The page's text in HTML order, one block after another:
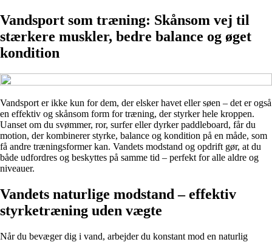
Vandsport som træning: Skånsom vej til
stærkere muskler, bedre balance og øget
kondition
Vandsport er ikke kun for dem, der elsker havet eller søen – det er også
en effektiv og skånsom form for træning, der styrker hele kroppen.
Uanset om du svømmer, ror, surfer eller dyrker paddleboard, får du
motion, der kombinerer styrke, balance og kondition på en måde, som
få andre træningsformer kan. Vandets modstand og opdrift gør, at du
både udfordres og beskyttes på samme tid – perfekt for alle aldre og
niveauer.
Vandets naturlige modstand – effektiv
styrketræning uden vægte
Når du bevæger dig i vand, arbejder du konstant mod en naturlig